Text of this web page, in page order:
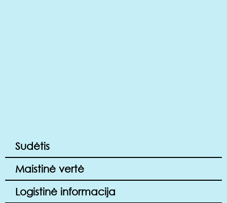
Sudėtis
Maistinė vertė
Logistinė informacija